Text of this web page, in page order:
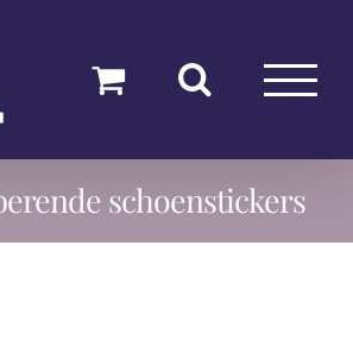
schoenstickers